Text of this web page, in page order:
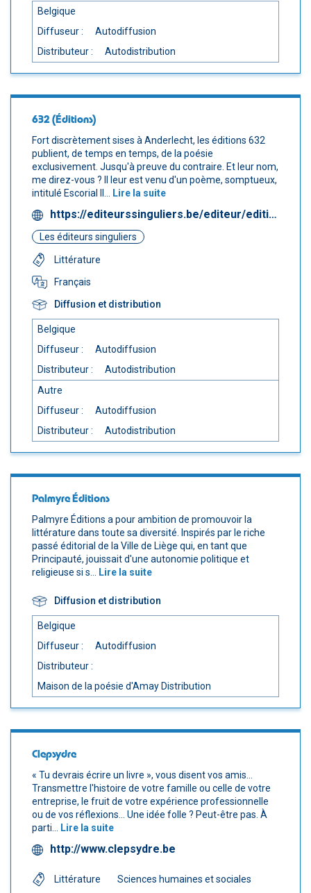
Belgique
Diffuseur :
Autodiffusion
Distributeur :
Autodistribution
632 (Éditions)
Fort discrètement sises à Anderlecht, les éditions 632
publient, de temps en temps, de la poésie
exclusivement. Jusqu'à preuve du contraire. Et leur nom,
me direz-vous ? Il leur est venu d'un poème, somptueux,
intitulé Escorial II...
Lire la suite
https://editeurssinguliers.be/editeur/editions-632/
Les éditeurs singuliers
Littérature
Français
Diffusion et distribution
Belgique
Diffuseur :
Autodiffusion
Distributeur :
Autodistribution
Autre
Diffuseur :
Autodiffusion
Distributeur :
Autodistribution
Palmyre Éditions
Palmyre Éditions a pour ambition de promouvoir la
littérature dans toute sa diversité. Inspirés par le riche
passé éditorial de la Ville de Liège qui, en tant que
Principauté, jouissait d'une autonomie politique et
religieuse si s...
Lire la suite
Diffusion et distribution
Belgique
Diffuseur :
Autodiffusion
Distributeur :
Maison de la poésie d'Amay Distribution
Clepsydre
« Tu devrais écrire un livre », vous disent vos amis…
Transmettre l'histoire de votre famille ou celle de votre
entreprise, le fruit de votre expérience professionnelle
ou de vos réflexions… Une idée folle ? Peut-être pas. À
parti...
Lire la suite
http://www.clepsydre.be
Littérature Sciences humaines et sociales